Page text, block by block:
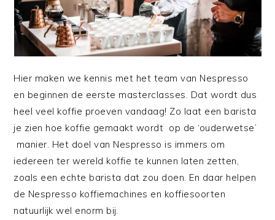
Hier maken we kennis met het team van Nespresso
en beginnen de eerste masterclasses. Dat wordt dus
heel veel koffie proeven vandaag! Zo laat een barista
je zien hoe koffie gemaakt wordt op de ‘ouderwetse’
manier. Het doel van Nespresso is immers om
iedereen ter wereld koffie te kunnen laten zetten,
zoals een echte barista dat zou doen. En daar helpen
de Nespresso koffiemachines en koffiesoorten
natuurlijk wel enorm bij.